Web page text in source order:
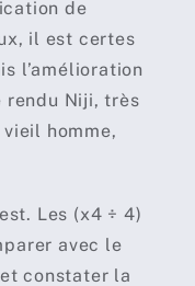
de
il est certes
l’amélioration
rendu Niji, très
homme,
Les (x4 ÷ 4)
avec le
constater la